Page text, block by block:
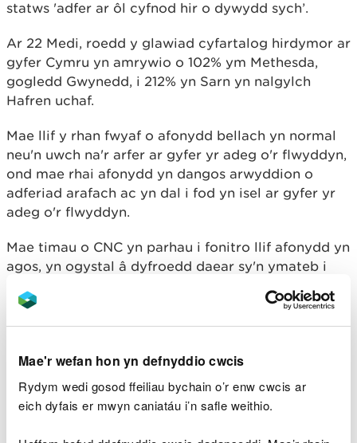
Mae'r wefan hon yn defnyddio cwcis
Rydym wedi gosod ffeiliau bychain o’r enw cwcis ar
eich dyfais er mwyn caniatáu i’n safle weithio.
statws 'adfer ar ôl cyfnod hir o dywydd sych’.
Ar 22 Medi, roedd y glawiad cyfartalog hirdymor ar
gyfer Cymru yn amrywio o 102% ym Methesda,
gogledd Gwynedd, i 212% yn Sarn yn nalgylch
Hafren uchaf.
Mae llif y rhan fwyaf o afonydd bellach yn normal
neu'n uwch na'r arfer ar gyfer yr adeg o'r flwyddyn,
ond mae rhai afonydd yn dangos arwyddion o
adferiad arafach ac yn dal i fod yn isel ar gyfer yr
adeg o'r flwyddyn.
Mae timau o CNC yn parhau i fonitro llif afonydd yn
agos, yn ogystal â dyfroedd daear sy'n ymateb i
yn bryder parhaus, gyda rhai yn dal i fod yn
eithriadol o isel am yr adeg o'r flwyddyn.
Dywedodd Dr Rhian Thomas, Rheolwr Dŵr
a Natur Cynaliadwy yn CNC:
“Wrth i ni agosáu at yr hydref, mae ein
arwyddion cadarnhaol bod yr amgylchedd